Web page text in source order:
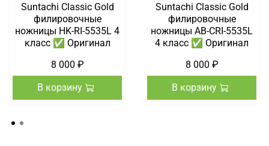
Suntachi Classic Gold
филировочные
ножницы HK-RI-5535L 4
класс ✅ Оригинал
8 000 ₽
В корзину
Suntachi Classic Gold
филировочные
ножницы AB-CRI-5535L
4 класс ✅ Оригинал
8 000 ₽
В корзину